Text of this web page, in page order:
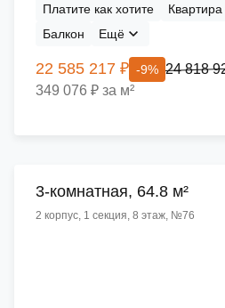
Платите как хотите
Балкон
Ещё
22 585 217 ₽ -9% 24 818
349 076 ₽ за м²
3-комнатная, 64.8 м²
2 корпус, 1 секция, 8 этаж, №76